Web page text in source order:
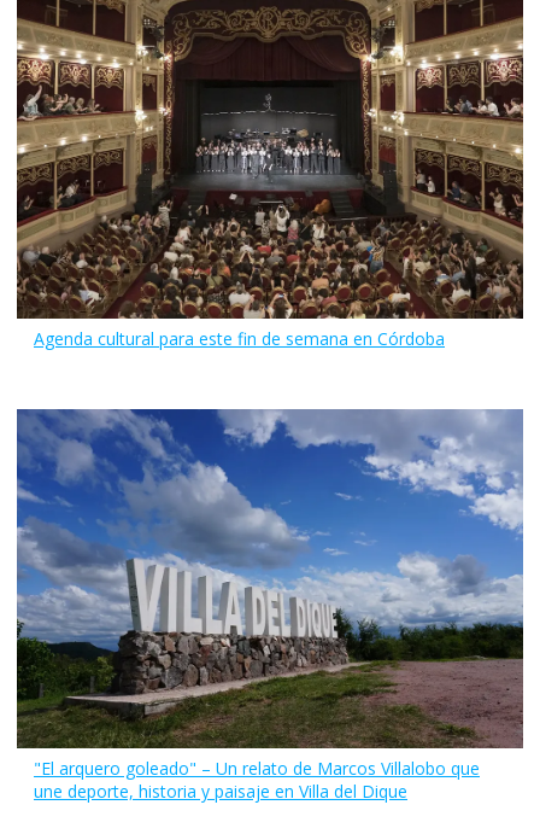
Agenda cultural para este fin de semana en Córdoba
"El arquero goleado" – Un relato de Marcos Villalobo que
une deporte, historia y paisaje en Villa del Dique